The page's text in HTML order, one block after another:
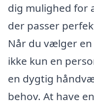
dig mulighed for
der passer
Når du vælger
ikke kun en
en dygtig
behov. At have